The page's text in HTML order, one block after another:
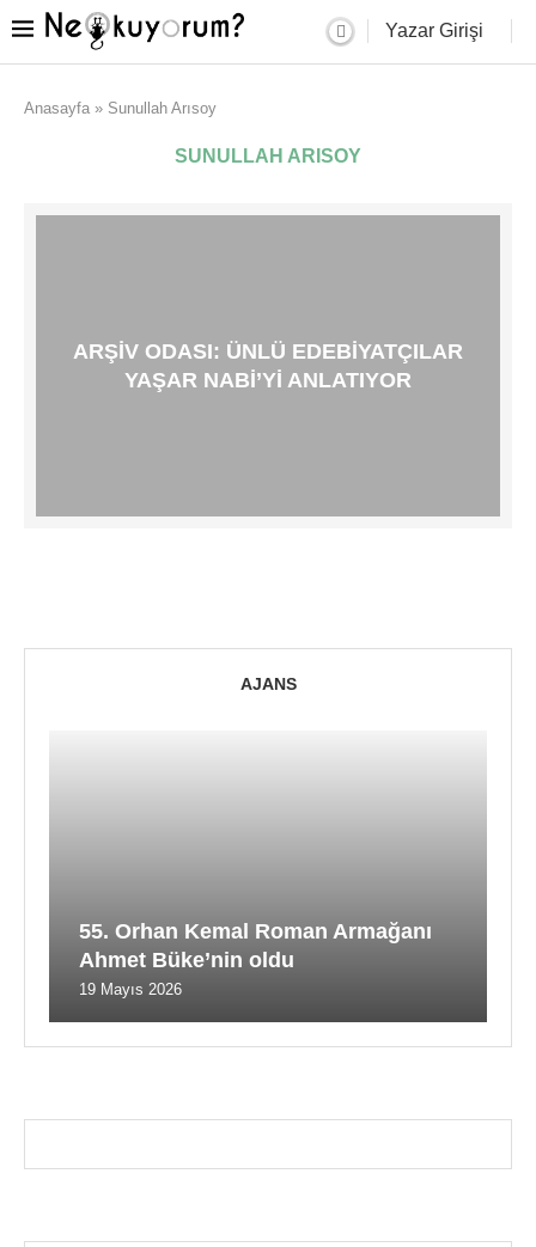
Yazar Girişi
Anasayfa » Sunullah Arısoy
SUNULLAH ARISOY
ARŞIV ODASI: ÜNLÜ EDEBIYATÇILAR
YAŞAR NABI’YI ANLATIYOR
AJANS
55. Orhan Kemal Roman Armağanı
Ahmet Büke’nin oldu
19 Mayıs 2026